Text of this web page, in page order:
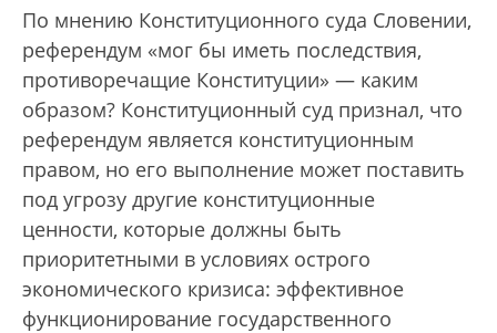
По мнению Конституционного суда Словении,
референдум «мог бы иметь последствия,
противоречащие Конституции» — каким
образом? Конституционный суд признал, что
референдум является конституционным
правом, но его выполнение может поставить
под угрозу другие конституционные
ценности, которые должны быть
приоритетными в условиях острого
экономического кризиса: эффективное
функционирование государственного